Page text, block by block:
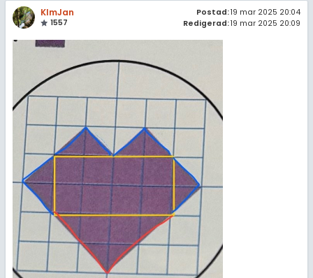
KlmJan
1557
Postad:19 mar 2025 20:04
Redigerad:19 mar 2025 20:09